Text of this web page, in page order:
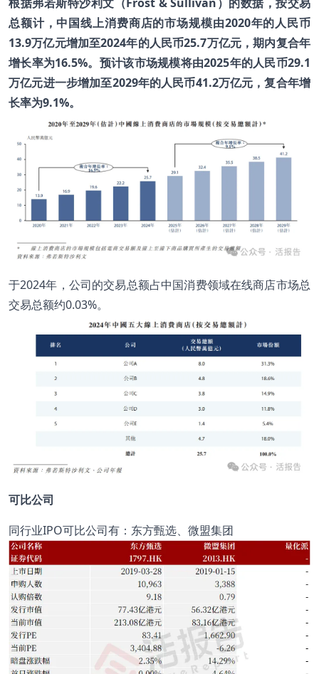
总额计，中国线上消费商店的市场规模由2020年的人民币
13.9万亿元增加至2024年的人民币25.7万亿元，期内复合年
增长率为16.5%。预计该市场规模将由2025年的人民币29.1
万亿元进一步增加至2029年的人民币41.2万亿元，复合年增
长率为9.1%。
于2024年，公司的交易总额占中国消费领域在线商店市场总
交易总额约0.03%。
可比公司
同行业IPO可比公司有：东方甄选、微盟集团